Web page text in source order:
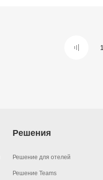
1
Решения
Решение для отелей
Решение Teams